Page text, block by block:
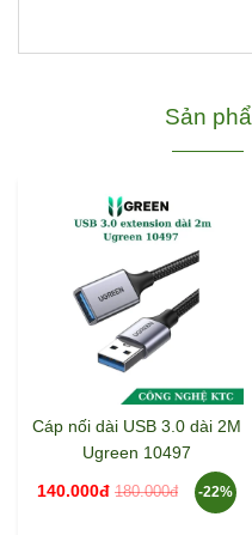
Sản
Cáp nối dài USB 3.0 dài 2M
Ugreen 10497
140.000đ 180.000đ -22%